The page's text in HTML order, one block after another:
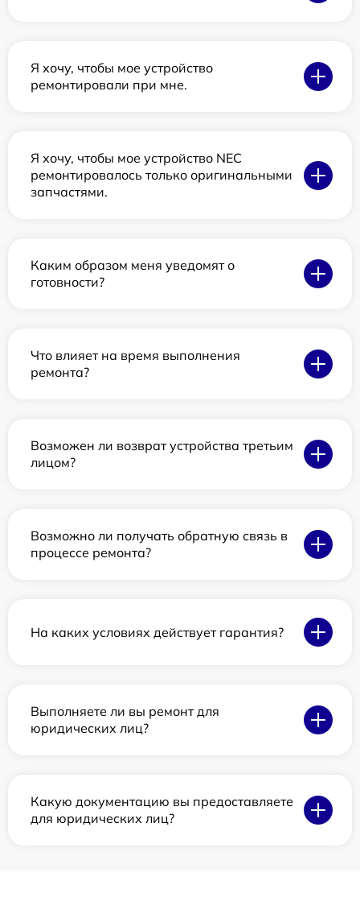
Я хочу, чтобы мое устройство
ремонтировали при мне.
Я хочу, чтобы мое устройство NEC
ремонтировалось только оригинальными
запчастями.
Каким образом меня уведомят о
готовности?
Что влияет на время выполнения
ремонта?
Возможен ли возврат устройства третьим
лицом?
Возможно ли получать обратную связь в
процессе ремонта?
На каких условиях действует гарантия?
Выполняете ли вы ремонт для
юридических лиц?
Какую документацию вы предоставляете
для юридических лиц?